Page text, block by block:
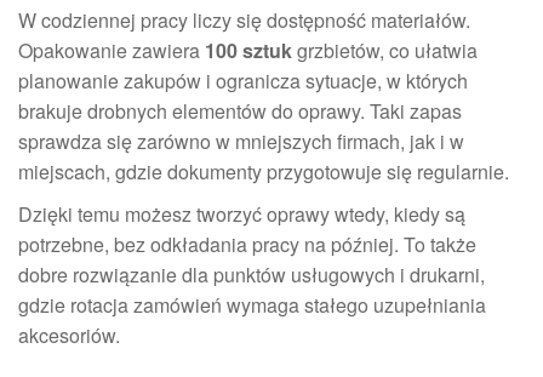
W codziennej pracy liczy się dostępność materiałów.
Opakowanie zawiera 100 sztukgrzbietów, co ułatwia
planowanie zakupów i ogranicza sytuacje, w których
brakuje drobnych elementów do oprawy. Taki zapas
sprawdza się zarówno w mniejszych firmach, jak i w
miejscach, gdzie dokumenty przygotowuje się regularnie.
Dzięki temu możesz tworzyć oprawy wtedy, kiedy są
potrzebne, bez odkładania pracy na później. To także
dobre rozwiązanie dla punktów usługowych i drukarni,
gdzie rotacja zamówień wymaga stałego uzupełniania
akcesoriów.